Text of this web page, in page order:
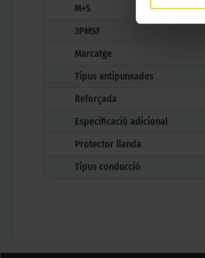
M+S
3PMSF
Marcatge
Tipus antipunxades
Reforçada
Especificació adicional
Protector llanda
Tipus conducció